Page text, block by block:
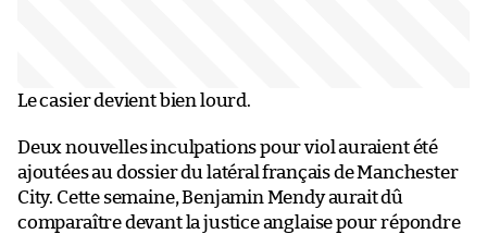
Le casier devient bien lourd.
Deux nouvelles inculpations pour viol auraient été
ajoutées au dossier du latéral français de Manchester
City. Cette semaine, Benjamin Mendy aurait dû
comparaître devant la justice anglaise pour répondre